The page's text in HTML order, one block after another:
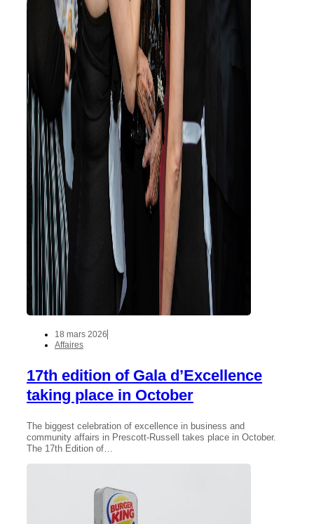
18 mars 2026
Affaires
17th edition of Gala d’Excellence
taking place in October
The biggest celebration of excellence in business and
community affairs in Prescott-Russell takes place in October.
The 17th Edition of…